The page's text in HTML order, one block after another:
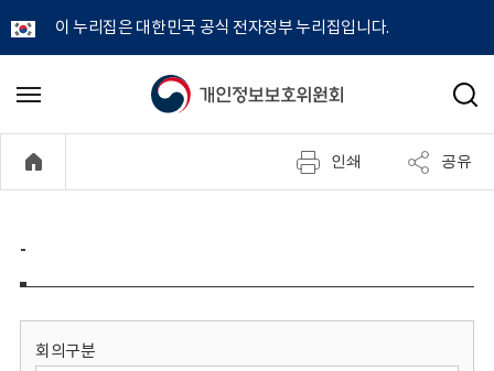
이 누리집은 대한민국 공식 전자정부 누리집입니다.
개
정
보
메
기
검
인쇄 공유
-
회의구분